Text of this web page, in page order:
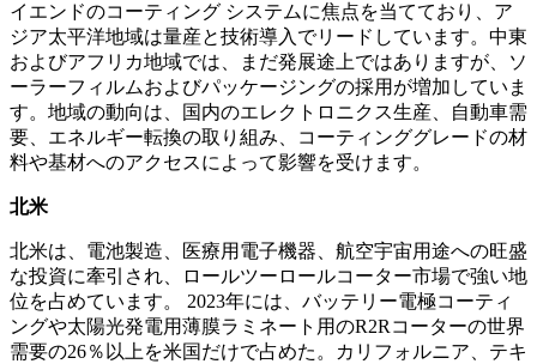
イエンドのコーティング システムに焦点を当てており、ア
ジア太平洋地域は量産と技術導入でリードしています。中東
およびアフリカ地域では、まだ発展途上ではありますが、ソ
ーラーフィルムおよびパッケージングの採用が増加していま
す。地域の動向は、国内のエレクトロニクス生産、自動車需
要、エネルギー転換の取り組み、コーティンググレードの材
料や基材へのアクセスによって影響を受けます。
北米
北米は、電池製造、医療用電子機器、航空宇宙用途への旺盛
な投資に牽引され、ロールツーロールコーター市場で強い地
位を​​占めています。 2023年には、バッテリー電極コーティ
ングや太陽光発電用薄膜ラミネート用のR2Rコーターの世界
需要の26％以上を米国だけで占めた。カリフォルニア、テキ